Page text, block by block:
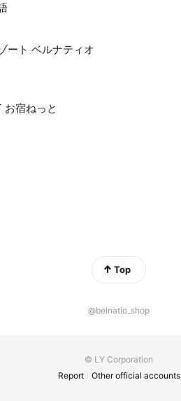
ート ベルナティオ
お宿ねっと
Top
@belnatio_shop
© LY Corporation
Report
Other official accounts